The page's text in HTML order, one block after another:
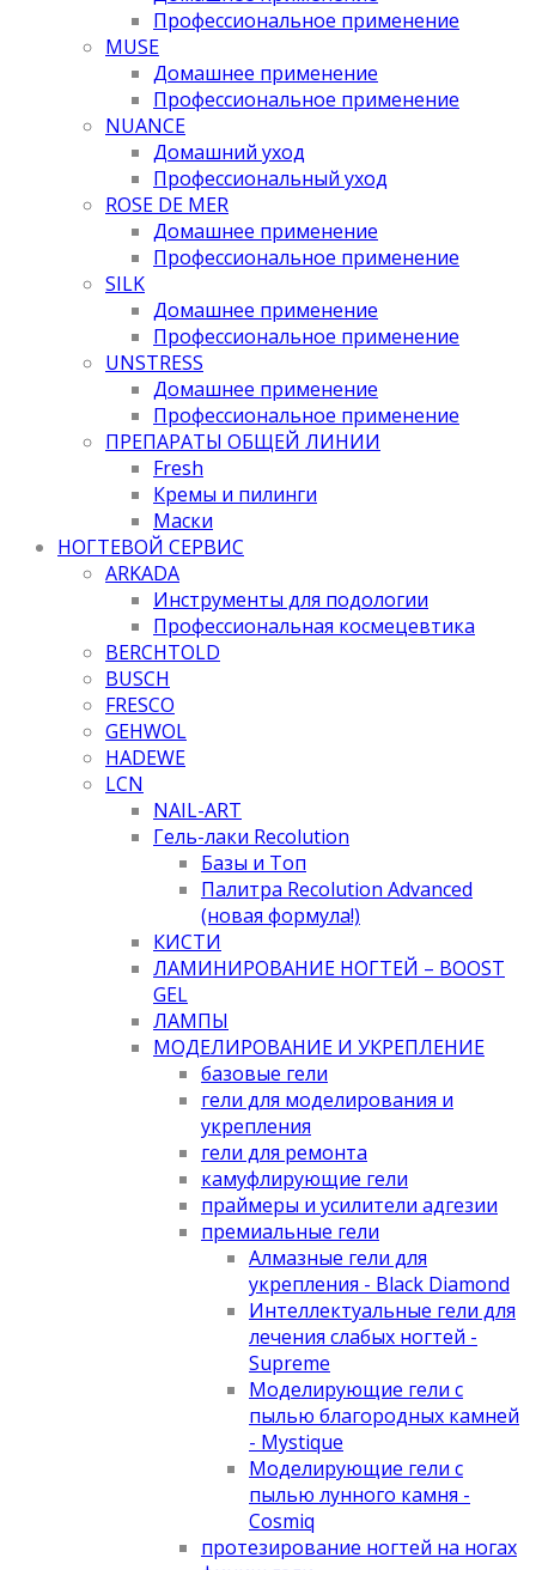
Профессиональное применение
MUSE
Домашнее применение
Профессиональное применение
NUANCE
Домашний уход
Профессиональный уход
ROSE DE MER
Домашнее применение
Профессиональное применение
SILK
Домашнее применение
Профессиональное применение
UNSTRESS
Домашнее применение
Профессиональное применение
ПРЕПАРАТЫ ОБЩЕЙ ЛИНИИ
Fresh
Кремы и пилинги
Маски
НОГТЕВОЙ СЕРВИС
ARKADA
Инструменты для подологии
Профессиональная космецевтика
BERCHTOLD
BUSCH
FRESCO
GEHWOL
HADEWE
LCN
NAIL-ART
Гель-лаки Recolution
Базы и Топ
Палитра Recolution Advanced
(новая формула!)
КИСТИ
ЛАМИНИРОВАНИЕ НОГТЕЙ – BOOST
GEL
ЛАМПЫ
МОДЕЛИРОВАНИЕ И УКРЕПЛЕНИЕ
базовые гели
гели для моделирования и
укрепления
гели для ремонта
камуфлирующие гели
праймеры и усилители адгезии
премиальные гели
Алмазные гели для
укрепления - Black Diamond
Интеллектуальные гели для
лечения слабых ногтей -
Supreme
Моделирующие гели с
пылью благородных камней
- Mystique
Моделирующие гели с
пылью лунного камня -
Cosmiq
протезирование ногтей на ногах